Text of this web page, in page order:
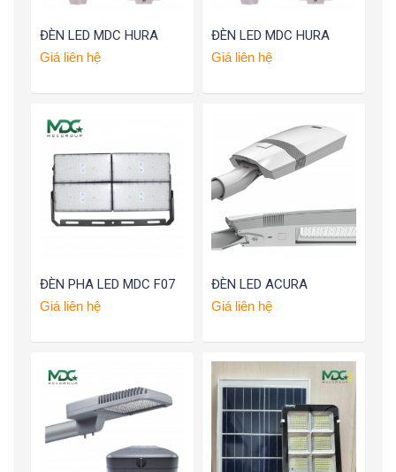
ĐÈN LED MDC HURA
Giá liên hệ
ĐÈN LED MDC HURA
Giá liên hệ
ĐÈN PHA LED MDC F07
Giá liên hệ
ĐÈN LED ACURA
Giá liên hệ